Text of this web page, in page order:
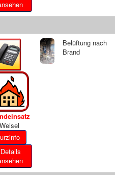
Weisel
Details
Belüftung nach
Brand